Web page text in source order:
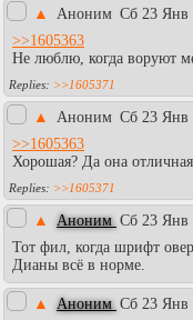
▲ Аноним Сб 23 Янв
>>1605363
Не люблю, когда воруют
>>1605371
▲ Аноним Сб 23 Янв
>>1605363
Хорошая? Да она
>>1605371
▲ Аноним Сб 23 Янв
Тот фил, когда шрифт
Дианы всё в норме.
▲ Аноним Сб 23 Янв